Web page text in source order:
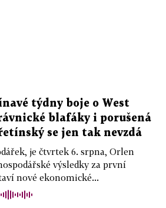
týdny boje o West
blafáky i porušená
se jen tak nevzdá
je čtvrtek 6. srpna, Orlen
výsledky za první
nové ekonomické...